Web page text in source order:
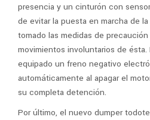
presencia y un cinturón con
de evitar la puesta en marcha de
tomado las medidas de
movimientos involuntarios de ésta.
equipado un freno negativo
automáticamente al apagar el
su completa detención.
Por último, el nuevo dumper